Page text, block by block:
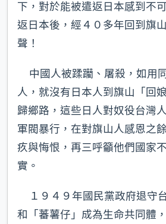
下，對於能被遣返日本感到不
返日本後，經４０多年回到旗
聲！
中國人被蹂躪、屠殺，如用
人，就沒有日本人到旗山「回
歸鄉路，這些日人對奴役台灣
軍閥暴行，在對旗山人感恩之
疚與悔恨，再三呼籲他們國家
實。
１９４９年國民黨政府退守
和「蕃薯仔」成為生命共同體